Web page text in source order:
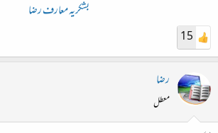
بشکریہ معارف رضا
15
رضا
معطل